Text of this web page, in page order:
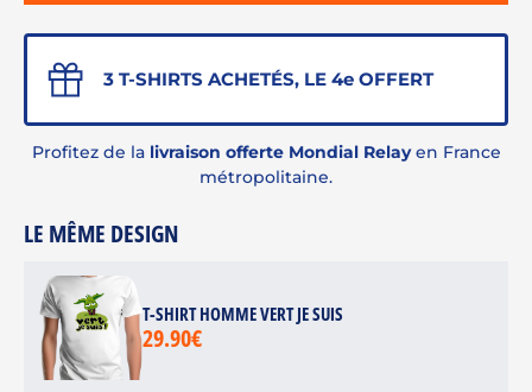
3 T-SHIRTS ACHETÉS, LE 4e OFFERT
Profitez de la livraison offerte Mondial Relayen France
métropolitaine.
LE MÊME DESIGN
T-SHIRT HOMME VERT JE SUIS
29.90€